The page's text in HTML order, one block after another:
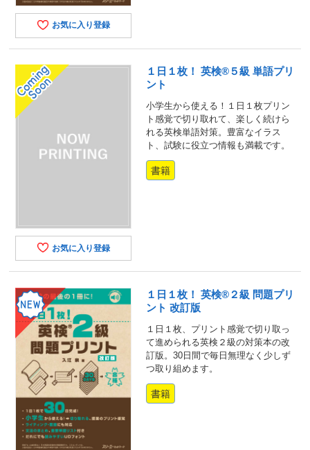
お気に入り登録
お気に入り登録
１日１枚！ 英検®５級 単語プリ
ント
小学生から使える！１日１枚プリン
ト感覚で切り取れて、楽しく続けら
れる英検単語対策。豊富なイラス
ト、試験に役立つ情報も満載です。
書籍
１日１枚！ 英検®２級 問題プリ
ント 改訂版
１日１枚、プリント感覚で切り取っ
て進められる英検２級の対策本の改
訂版。30日間で毎日無理なく少しず
つ取り組めます。
書籍